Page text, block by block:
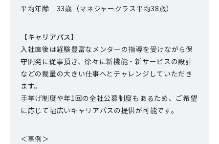
平均年齢 33歳（マネジャークラス平均38歳）
【キャリアパス】
入社直後は経験豊富なメンターの指導を受けながら保
守開発に従事頂き、徐々に新機能・新サービスの設計
などの裁量の大きい仕事へとチャレンジしていただき
ます。
手挙げ制度や年1回の全社公募制度もあるため、ご希望
に応じて幅広いキャリアパスの提供が可能です。
＜事例＞